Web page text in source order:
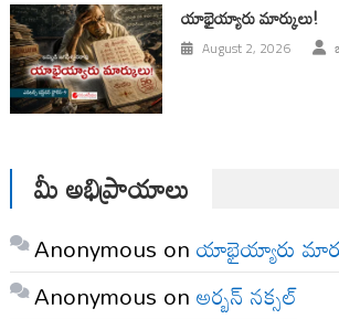
యాభైయ్యారు మార్కులు!
August 2, 2026
మీ అభిప్రాయాలు
Anonymous onయాభైయ్యారు
Anonymous onఅర్బన్ నక్సల్